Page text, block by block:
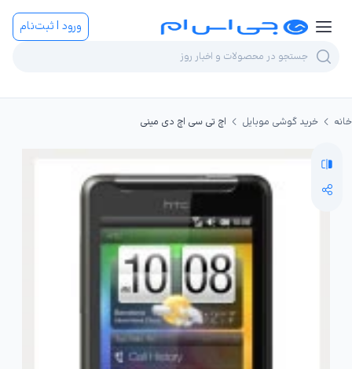
ورود | ثبت‌نام
خانه خرید گوشی موبایل اچ تی سی اچ دی مینی